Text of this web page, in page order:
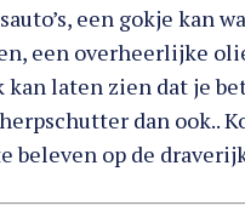
een gokje kan
een overheerlijke
kan laten zien dat je
dan ook..
beleven op de